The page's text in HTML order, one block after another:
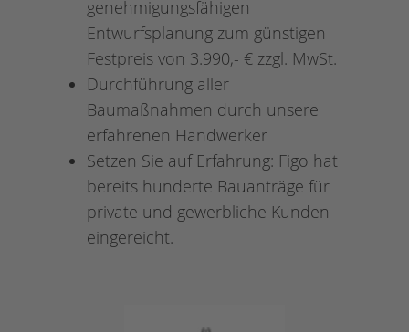
genehmigungsfähigen
Entwurfsplanung zum günstigen
Festpreis von 3.990,- € zzgl. MwSt.
Durchführung aller
Baumaßnahmen durch unsere
erfahrenen Handwerker
Setzen Sie auf Erfahrung: Figo hat
bereits hunderte Bauanträge für
private und gewerbliche Kunden
eingereicht.